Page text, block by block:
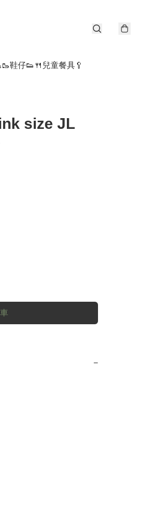
🥾鞋仔👟 🍴兒童餐具🥄
size JL
−